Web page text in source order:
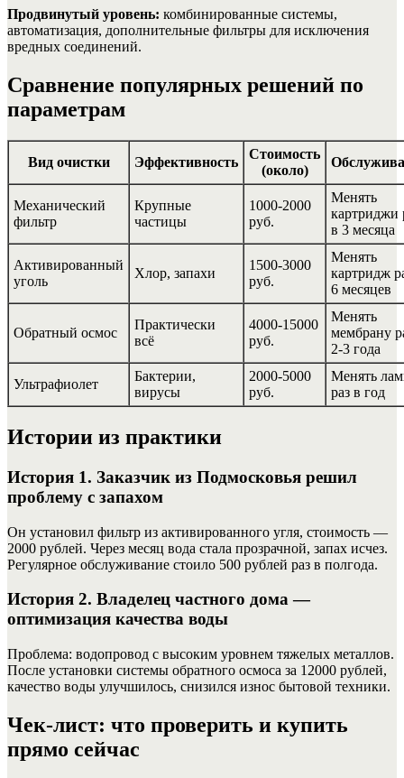
Продвинутый уровень: комбинированные системы,
автоматизация, дополнительные фильтры для исключения
вредных соединений.
Сравнение популярных решений по
параметрам
Вид очистки Эффективность
Стоимость
(около)
Механический
фильтр
Крупные
частицы
1000-2000
руб.
Менять
картриджи
в 3 месяца
Активированный
уголь
Хлор, запахи
1500-3000
руб.
Менять
картридж
6 месяцев
Обратный осмос
Практически
всё
4000-15000
руб.
Менять
мембрану
2-3 года
Ультрафиолет
Бактерии,
вирусы
2000-5000
руб.
Менять
раз в год
Истории из практики
История 1. Заказчик из Подмосковья решил
проблему с запахом
Он установил фильтр из активированного угля, стоимость —
2000 рублей. Через месяц вода стала прозрачной, запах исчез.
Регулярное обслуживание стоило 500 рублей раз в полгода.
История 2. Владелец частного дома —
оптимизация качества воды
Проблема: водопровод с высоким уровнем тяжелых металлов.
После установки системы обратного осмоса за 12000 рублей,
качество воды улучшилось, снизился износ бытовой техники.
Чек-лист: что проверить и купить
прямо сейчас